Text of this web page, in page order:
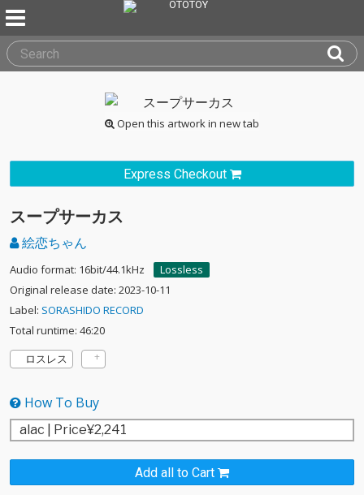
Open this artwork in new tab
Express Checkout
スープサーカス
絵恋ちゃん
Audio format: 16bit/44.1kHz
Lossless
Original release date: 2023-10-11
Label: SORASHIDO RECORD
Total runtime: 46:20
ロスレス
How To Buy
Add all to Cart